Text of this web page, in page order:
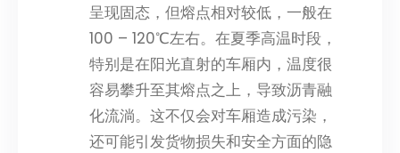
呈现固态，但熔点相对较低，一般在
100 – 120℃左右。在夏季高温时段，
特别是在阳光直射的车厢内，温度很
容易攀升至其熔点之上，导致沥青融
化流淌。这不仅会对车厢造成污染，
还可能引发货物损失和安全方面的隐